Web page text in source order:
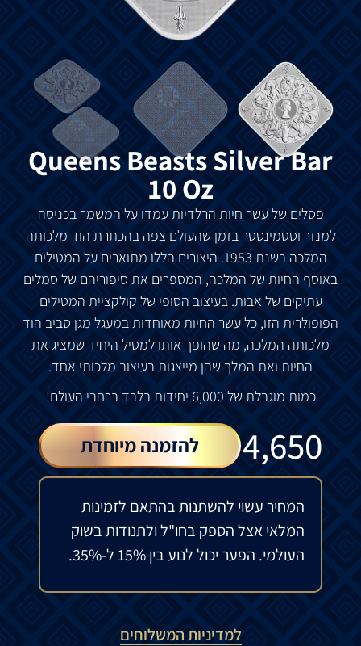
Queens Beasts Silver Bar
10 Oz
פסלים של עשר חיות הרלדיות עמדו על המשמר בכניסה
למנזר וסטמינסטר בזמן שהעולם צפה בהכתרת הוד מלכותה
המלכה בשנת 1953. היצורים הללו מתוארים על המטילים
באוסף החיות של המלכה, המספרים את סיפוריהם של סמלים
עתיקים של אבות. בעיצוב הסופי של קולקציית המטילים
הפופולרית הזו, כל עשר החיות מאוחדות במעגל מגן סביב הוד
מלכותה המלכה, מה שהופך אותו למטיל היחיד שמציג את
החיות ואת המלך שהן מייצגות בעיצוב מלכותי אחד.
כמות מוגבלת של 6,000 יחידות בלבד ברחבי העולם!
4,650
₪ להזמנה מיוחדת
המחיר עשוי להשתנות בהתאם לזמינות
המלאי אצל הספק בחו"ל ולתנודות בשוק
העולמי. הפער יכול לנוע בין 15% ל-35%.
למדיניות המשלוחים